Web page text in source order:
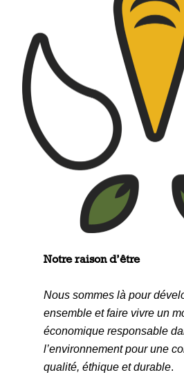
Notre raison d’être
Nous sommes là pour
ensemble et faire vivre un
économique responsable
l’environnement pour une
qualité, éthique et durable.